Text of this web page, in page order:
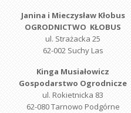
Janina i Mieczysław Kłobus
OGRODNICTWO KŁOBUS
ul. Strażacka 25
62-002 Suchy Las
Kinga Musiałowicz
Gospodarstwo Ogrodnicze
ul. Rokietnicka 83
62-080 Tarnowo Podgórne